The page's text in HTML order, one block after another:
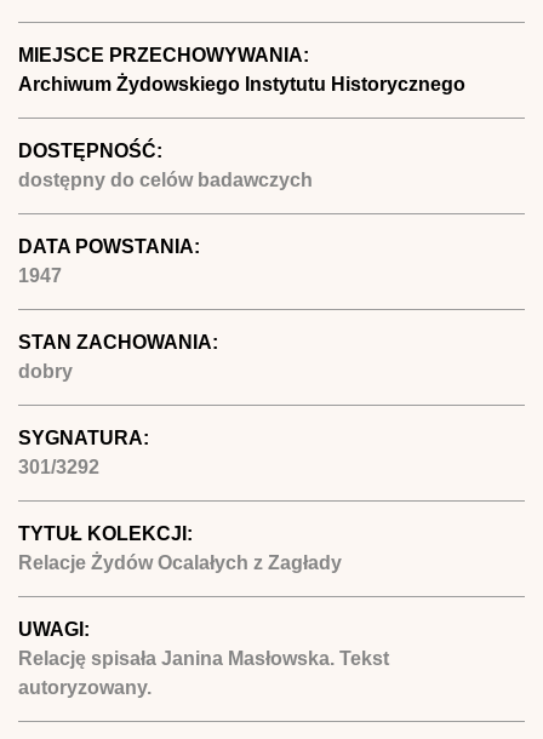
MIEJSCE PRZECHOWYWANIA:
Archiwum Żydowskiego Instytutu Historycznego
DOSTĘPNOŚĆ:
dostępny do celów badawczych
DATA POWSTANIA:
1947
STAN ZACHOWANIA:
dobry
SYGNATURA:
301/3292
TYTUŁ KOLEKCJI:
Relacje Żydów Ocalałych z Zagłady
UWAGI:
Relację spisała Janina Masłowska. Tekst
autoryzowany.